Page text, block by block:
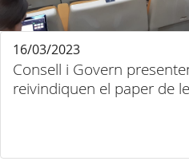
Consell i Govern
reivindiquen el paper de
16/03/2023